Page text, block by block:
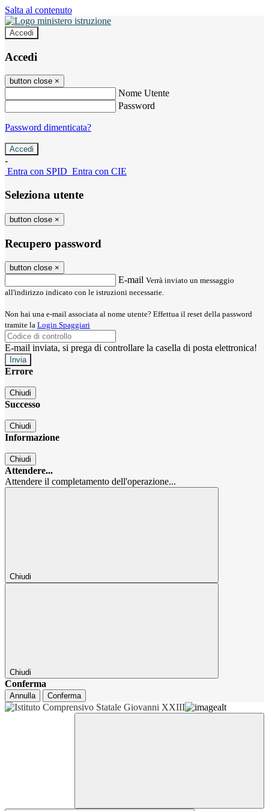
Salta al contenuto
Accedi
Accedi
button close ×
Nome Utente
Password
Password dimenticata?
-
Entra con SPID Entra con CIE
Seleziona utente
button close ×
Recupero password
button close ×
E-mail Verrà inviato un messaggio
all'indirizzo indicato con le istruzioni necessarie.
Non hai una e-mail associata al nome utente? Effettua il reset della password
tramite la Login Spaggiari
E-mail inviata, si prega di controllare la casella di posta elettronica!
Errore
Chiudi
Successo
Chiudi
Informazione
Chiudi
Attendere...
Attendere il completamento dell'operazione...
Chiudi
Chiudi
Conferma
Annulla Conferma